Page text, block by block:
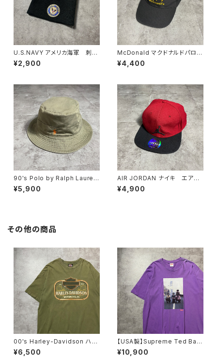
U.S.NAVY アメリカ海軍 刺繍
エンブレムロゴ ブラック
黒 アクリル ニット帽 ニット
¥2,900
McDonald マクドナルドパロデ
ィ "McDowell's" 刺繍ロゴ
企業物 ブラック 黒 キャップ
¥4,400
90's Polo by Ralph Lauren
ポロバイラルフローレン 刺繍
ロゴ ポニー カーキ バケッ
¥5,900
AIR JORDAN ナイキ エアジ
ョーダン ジャンプマン 刺繍
ロゴ スナップバック キャップ
¥4,900
その他の商品
00's Harley-Davidson ハー
レーダビッドソン 両面プリン
ト イーグル コピーライト200
¥6,500
【USA製】Supreme Ted Bafa
loukos “1970s Kids Photo
シュプリーム グラフィック フ
¥10,900